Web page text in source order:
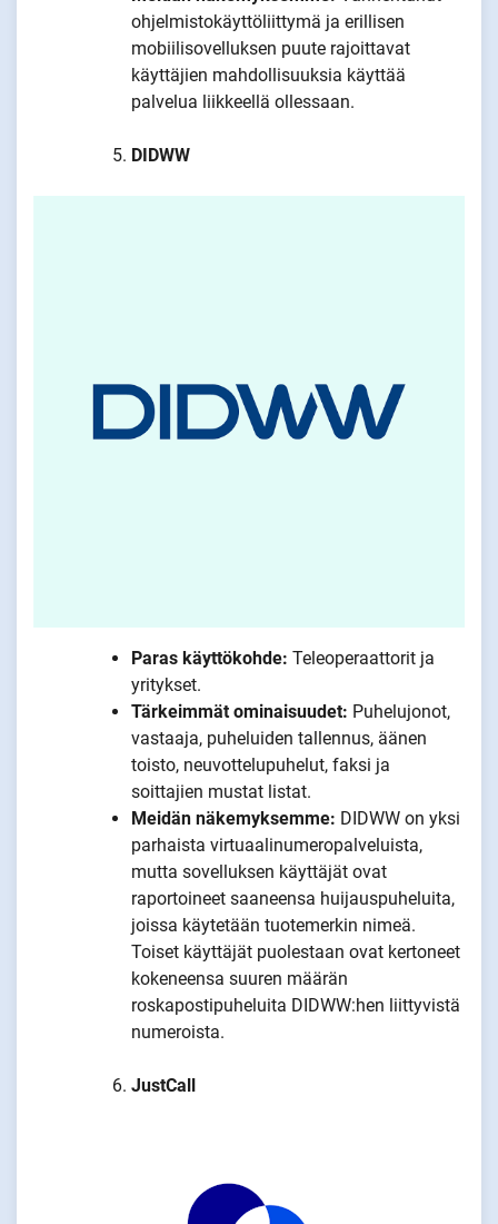
ohjelmistokäyttöliittymä ja erillisen
mobiilisovelluksen puute rajoittavat
käyttäjien mahdollisuuksia käyttää
palvelua liikkeellä ollessaan.
DIDWW
Paras käyttökohde: Teleoperaattorit ja
yritykset.
Tärkeimmät ominaisuudet: Puhelujonot,
vastaaja, puheluiden tallennus, äänen
toisto, neuvottelupuhelut, faksi ja
soittajien mustat listat.
Meidän näkemyksemme: DIDWW on yksi
parhaista virtuaalinumeropalveluista,
mutta sovelluksen käyttäjät ovat
raportoineet saaneensa huijauspuheluita,
joissa käytetään tuotemerkin nimeä.
Toiset käyttäjät puolestaan ovat kertoneet
kokeneensa suuren määrän
roskapostipuheluita DIDWW:hen liittyvistä
numeroista.
JustCall